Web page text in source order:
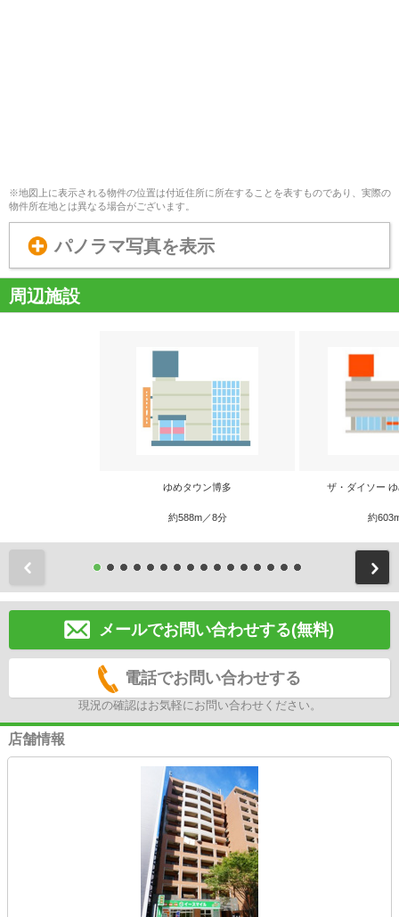
※地図上に表示される物件の位置は付近住所に所在することを表すものであり、実際の
物件所在地とは異なる場合がございます。
パノラマ写真を表示
周辺施設
ゆめタウン博多
約588m／8分
ザ・ダイソー
約
メールでお問い合わせする(無料)
電話でお問い合わせする
現況の確認はお気軽にお問い合わせください。
店舗情報